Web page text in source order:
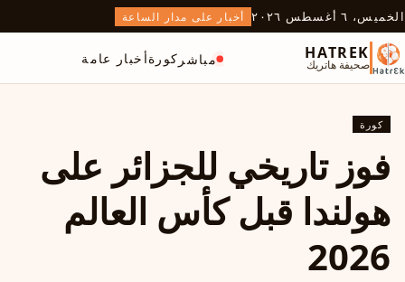
الخميس، ٦ أغسطس ٢٠٢٦ أخبار على مدار الساعة
HATREK
صحيفة هاتريك مباشر كورةأخبار عامة
كورة
فوز تاريخي للجزائر على
هولندا قبل كأس العالم
2026